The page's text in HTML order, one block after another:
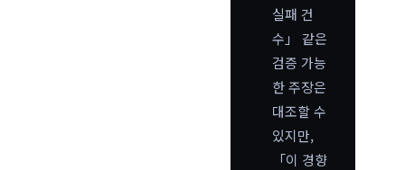
실패 건
수」 같은
검증 가능
한 주장은
대조할 수
있지만,
「이 경향